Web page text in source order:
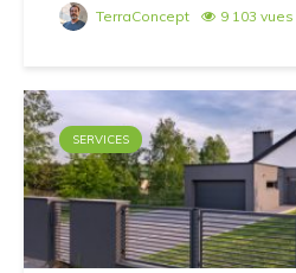
TerraConcept 9 103 vues
SERVICES